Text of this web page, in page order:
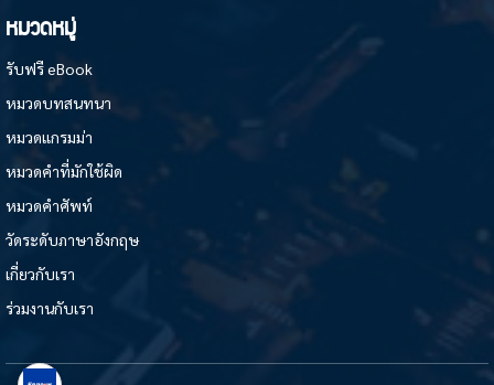
หมวดหมู่
รับฟรี eBook
หมวดบทสนทนา
หมวดแกรมม่า
หมวดคำที่มักใช้ผิด
หมวดคำศัพท์
วัดระดับภาษาอังกฤษ
เกี่ยวกับเรา
ร่วมงานกับเรา